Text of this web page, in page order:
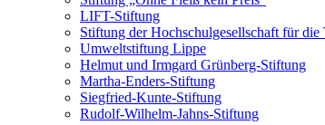
LIFT-Stiftung
Stiftung der Hochschulgesellschaft für
Umweltstiftung Lippe
Helmut und Irmgard Grünberg-Stiftung
Martha-Enders-Stiftung
Siegfried-Kunte-Stiftung
Rudolf-Wilhelm-Jahns-Stiftung